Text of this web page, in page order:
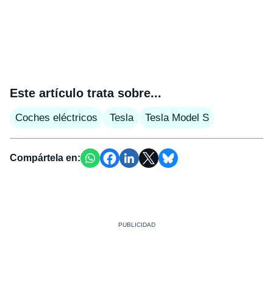
Este artículo trata sobre...
Coches eléctricos Tesla Tesla Model S
Compártela en: